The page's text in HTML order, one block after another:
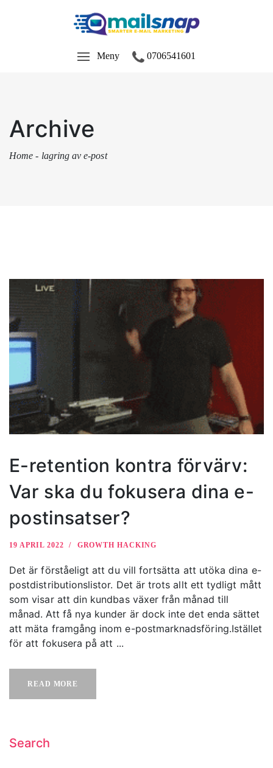
Meny 0706541601
Archive
Home - lagring av e-post
E-retention kontra förvärv:
Var ska du fokusera dina e-
postinsatser?
19 APRIL 2022 GROWTH HACKING
Det är förståeligt att du vill fortsätta att utöka dina e-
postdistributionslistor. Det är trots allt ett tydligt mått
som visar att din kundbas växer från månad till
månad. Att få nya kunder är dock inte det enda sättet
att mäta framgång inom e-postmarknadsföring.Istället
för att fokusera på att ...
READ MORE
Search